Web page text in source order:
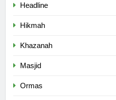
Headline
Hikmah
Khazanah
Masjid
Ormas